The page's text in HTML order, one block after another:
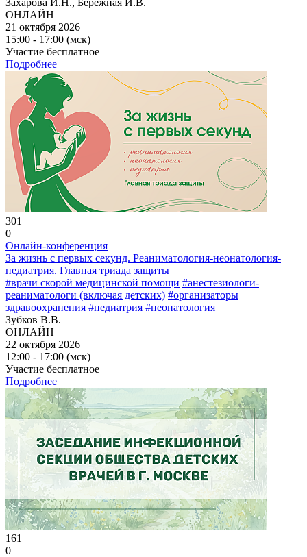
ОНЛАЙН
21 октября 2026
15:00 - 17:00 (мск)
Участие бесплатное
Подробнее
301
0
Онлайн-конференция
За жизнь с первых секунд. Реаниматология-неонатология-
педиатрия. Главная триада защиты
#врачи скорой медицинской помощи #анестезиологи-
реаниматологи (включая детских) #организаторы
здравоохранения #педиатрия #неонатология
Зубков В.В.
ОНЛАЙН
22 октября 2026
12:00 - 17:00 (мск)
Участие бесплатное
Подробнее
161
0